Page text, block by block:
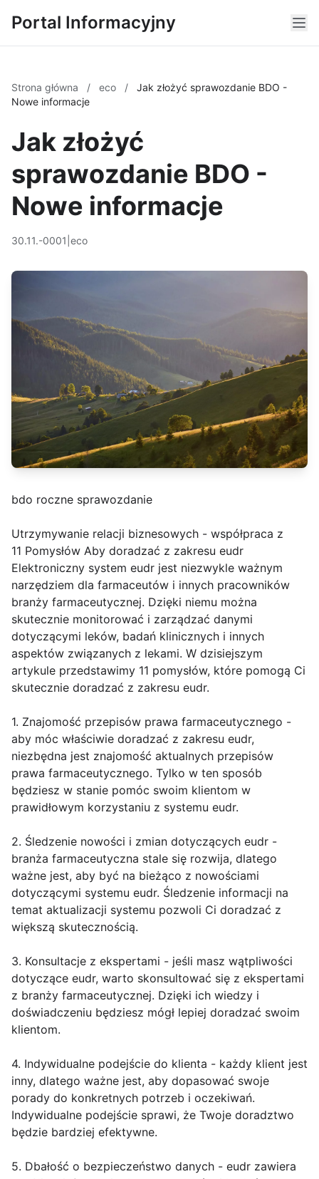
Portal Informacyjny
Strona główna / eco /
Jak złożyć sprawozdanie BDO -
Nowe informacje
Jak złożyć
sprawozdanie BDO -
Nowe informacje
30.11.-0001 eco
bdo roczne sprawozdanie
Utrzymywanie relacji biznesowych - współpraca z
11 Pomysłów Aby doradzać z zakresu eudr
Elektroniczny system eudr jest niezwykle ważnym
narzędziem dla farmaceutów i innych pracowników
branży farmaceutycznej. Dzięki niemu można
skutecznie monitorować i zarządzać danymi
dotyczącymi leków, badań klinicznych i innych
aspektów związanych z lekami. W dzisiejszym
artykule przedstawimy 11 pomysłów, które pomogą Ci
skutecznie doradzać z zakresu eudr.
1. Znajomość przepisów prawa farmaceutycznego -
aby móc właściwie doradzać z zakresu eudr,
niezbędna jest znajomość aktualnych przepisów
prawa farmaceutycznego. Tylko w ten sposób
będziesz w stanie pomóc swoim klientom w
prawidłowym korzystaniu z systemu eudr.
2. Śledzenie nowości i zmian dotyczących eudr -
branża farmaceutyczna stale się rozwija, dlatego
ważne jest, aby być na bieżąco z nowościami
dotyczącymi systemu eudr. Śledzenie informacji na
temat aktualizacji systemu pozwoli Ci doradzać z
większą skutecznością.
3. Konsultacje z ekspertami - jeśli masz wątpliwości
dotyczące eudr, warto skonsultować się z ekspertami
z branży farmaceutycznej. Dzięki ich wiedzy i
doświadczeniu będziesz mógł lepiej doradzać swoim
klientom.
4. Indywidualne podejście do klienta - każdy klient jest
inny, dlatego ważne jest, aby dopasować swoje
porady do konkretnych potrzeb i oczekiwań.
Indywidualne podejście sprawi, że Twoje doradztwo
będzie bardziej efektywne.
5. Dbałość o bezpieczeństwo danych - eudr zawiera